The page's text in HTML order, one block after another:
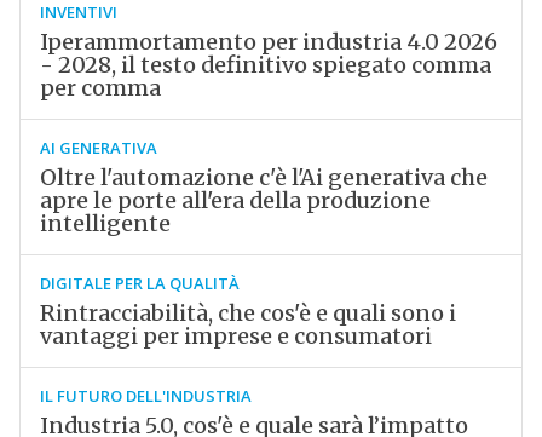
INVENTIVI
Iperammortamento per industria 4.0 2026
- 2028, il testo definitivo spiegato comma
per comma
AI GENERATIVA
Oltre l'automazione c'è l'Ai generativa che
apre le porte all'era della produzione
intelligente
DIGITALE PER LA QUALITÀ
Rintracciabilità, che cos'è e quali sono i
vantaggi per imprese e consumatori
IL FUTURO DELL'INDUSTRIA
Industria 5.0, cos'è e quale sarà l’impatto